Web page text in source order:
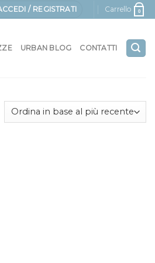
/ REGISTRATI Carrello 0
URBAN BLOG CONTATTI